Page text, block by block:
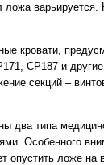
варьируется.
кровати,
СР187 и
секций –
два типа
Особенного
опустить ложе на